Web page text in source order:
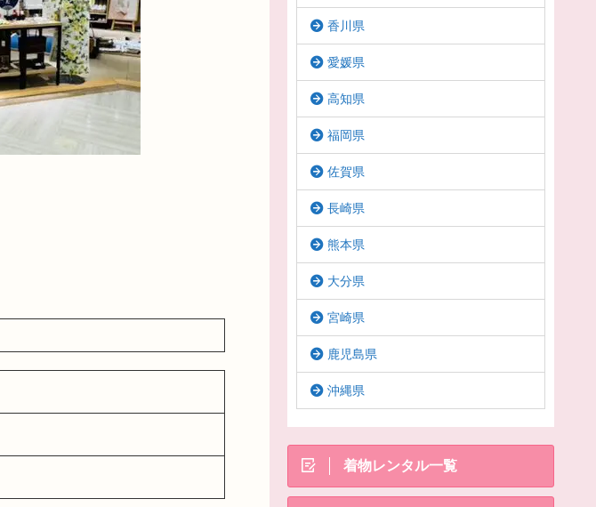
香川県
愛媛県
高知県
福岡県
佐賀県
長崎県
熊本県
大分県
宮崎県
鹿児島県
沖縄県
着物レンタル一覧